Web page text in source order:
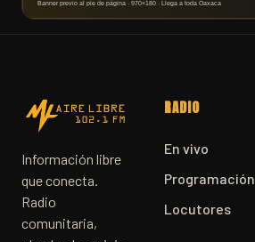
Información libre
que conecta.
Radio
comunitaria,
RADIO
En vivo
Programación
Locutores